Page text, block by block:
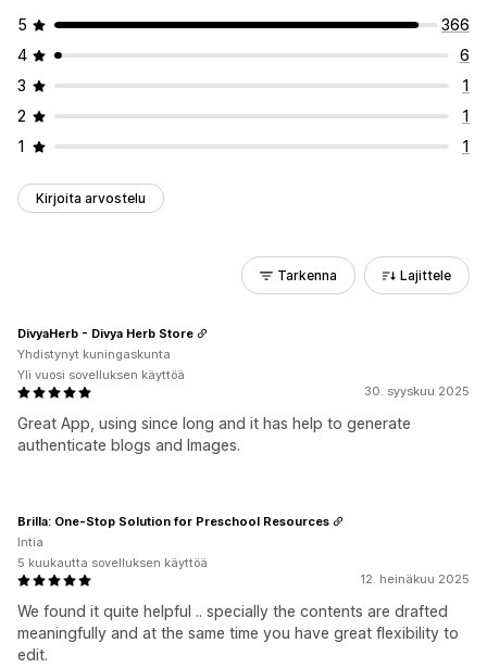
5
366
4
6
3
1
2
1
1
1
Kirjoita arvostelu
Tarkenna Lajittele
30. syyskuu 2025
Great App, using since long and it has help to generate
authenticate blogs and Images.
DivyaHerb - Divya Herb Store
Yhdistynyt kuningaskunta
Yli vuosi sovelluksen käyttöä
12. heinäkuu 2025
We found it quite helpful .. specially the contents are drafted
meaningfully and at the same time you have great flexibility to
edit.
Brilla: One-Stop Solution for Preschool Resources
Intia
5 kuukautta sovelluksen käyttöä